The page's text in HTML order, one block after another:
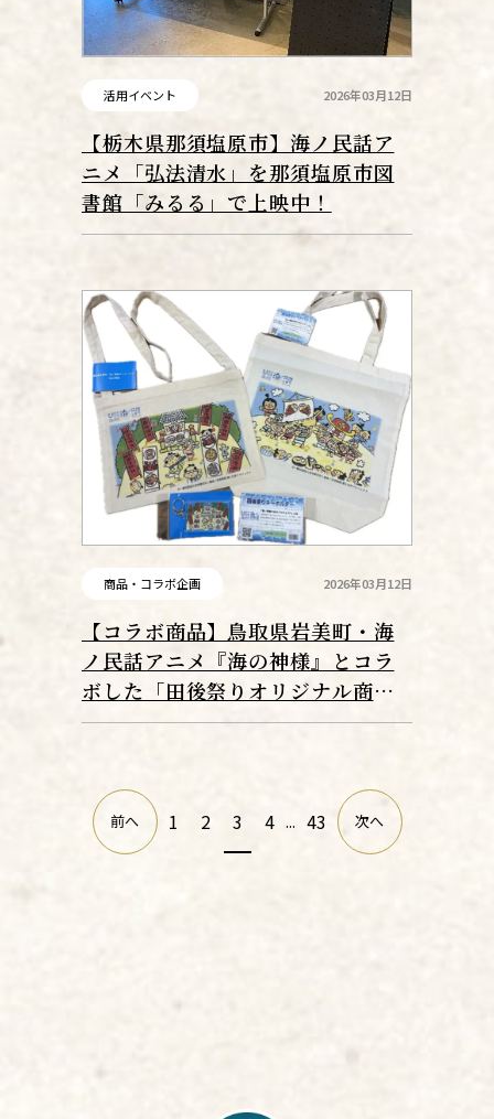
活用イベント 2026年03月12日
【栃木県那須塩原市】海ノ民話ア
ニメ「弘法清水」を那須塩原市図
書館「みるる」で上映中！
商品・コラボ企画 2026年03月12日
【コラボ商品】鳥取県岩美町・海
ノ民話アニメ『海の神様』とコラ
ボした「田後祭りオリジナル商
品」が販売開始！
前へ 1 2 3 4 ... 43 次へ